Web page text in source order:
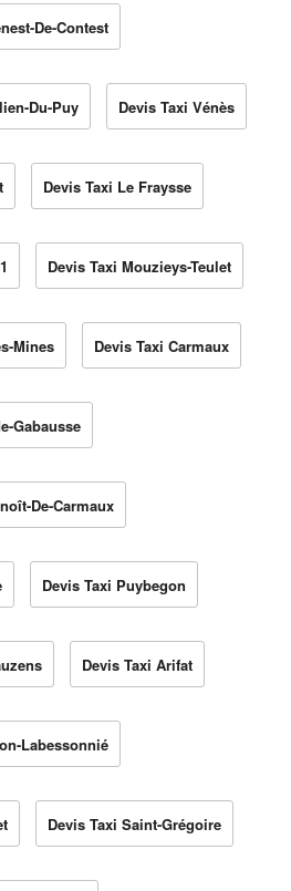
De-Contest
Du-Puy Devis Taxi Vénès
Devis Taxi Le Fraysse
Devis Taxi Mouzieys-Teulet
Mines Devis Taxi Carmaux
Gabausse
De-Carmaux
Devis Taxi Puybegon
Devis Taxi Arifat
Labessonnié
Devis Taxi Saint-Grégoire